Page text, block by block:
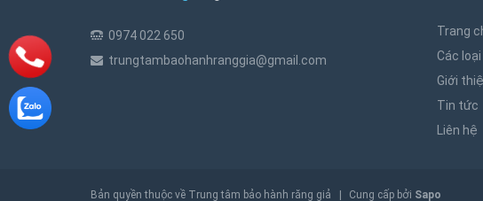
0974 022 650
trungtambaohanhranggia@gmail.com
Trang
Các
Giới
Tin tức
Liên hệ
Bản quyền thuộc về Trung tâm bảo hành răng giả Cung cấp bởi Sapo